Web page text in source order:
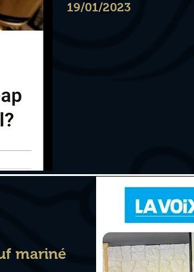
19/01/2023
mariné